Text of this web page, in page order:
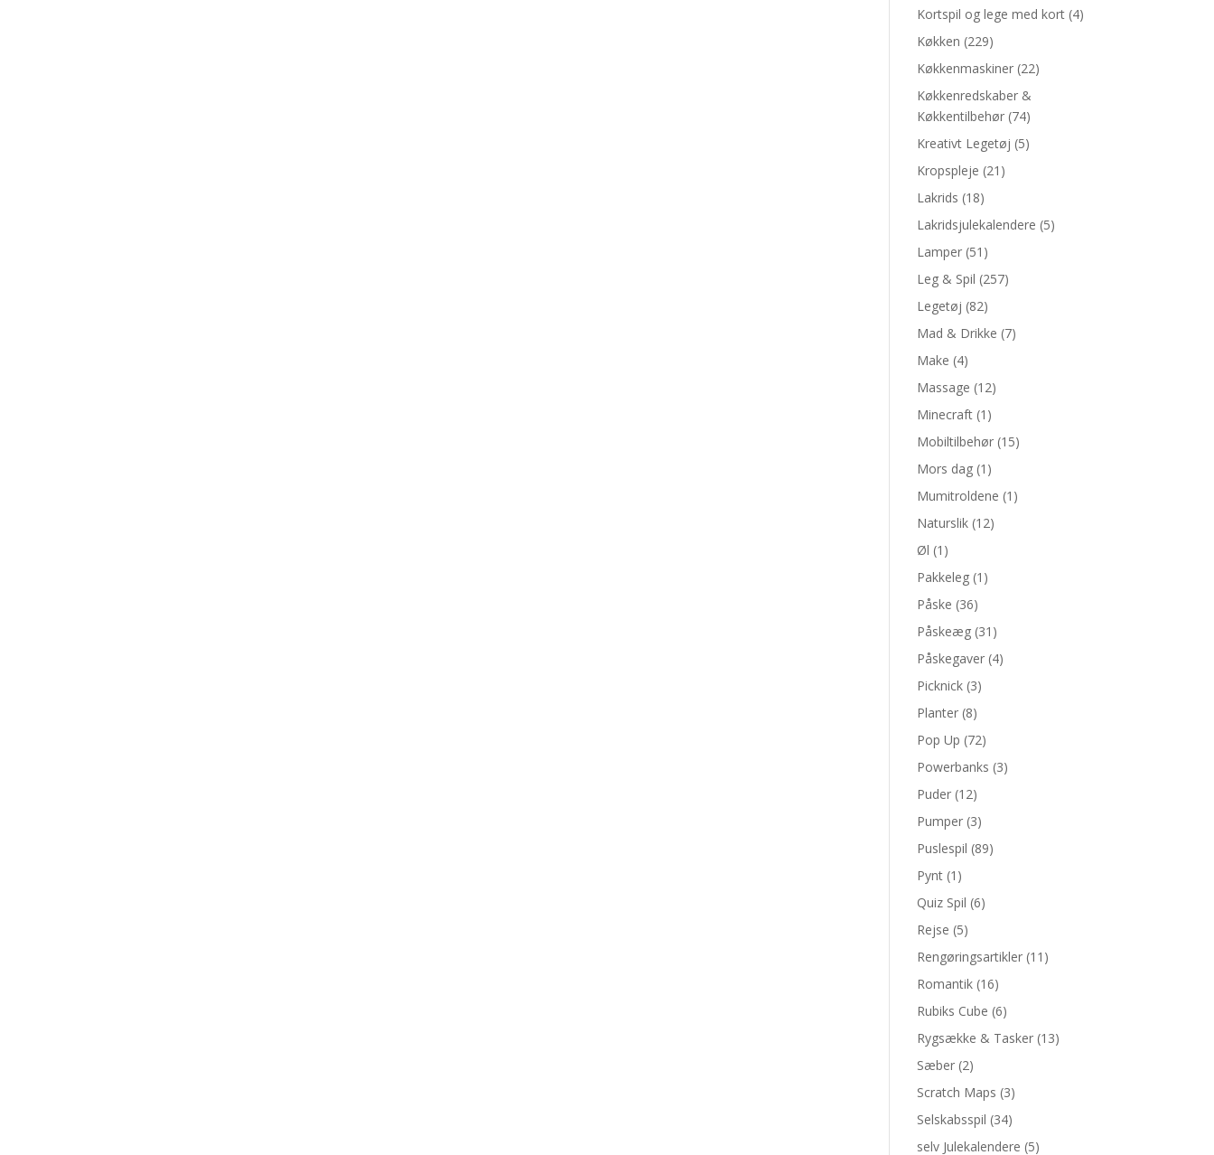
Kortspil og lege med kort (4)
Køkken (229)
Køkkenmaskiner (22)
Køkkenredskaber &
Køkkentilbehør (74)
Kreativt Legetøj (5)
Kropspleje (21)
Lakrids (18)
Lakridsjulekalendere (5)
Lamper (51)
Leg & Spil (257)
Legetøj (82)
Mad & Drikke (7)
Make (4)
Massage (12)
Minecraft (1)
Mobiltilbehør (15)
Mors dag (1)
Mumitroldene (1)
Naturslik (12)
Øl (1)
Pakkeleg (1)
Påske (36)
Påskeæg (31)
Påskegaver (4)
Picknick (3)
Planter (8)
Pop Up (72)
Powerbanks (3)
Puder (12)
Pumper (3)
Puslespil (89)
Pynt (1)
Quiz Spil (6)
Rejse (5)
Rengøringsartikler (11)
Romantik (16)
Rubiks Cube (6)
Rygsække & Tasker (13)
Sæber (2)
Scratch Maps (3)
Selskabsspil (34)
selv Julekalendere (5)